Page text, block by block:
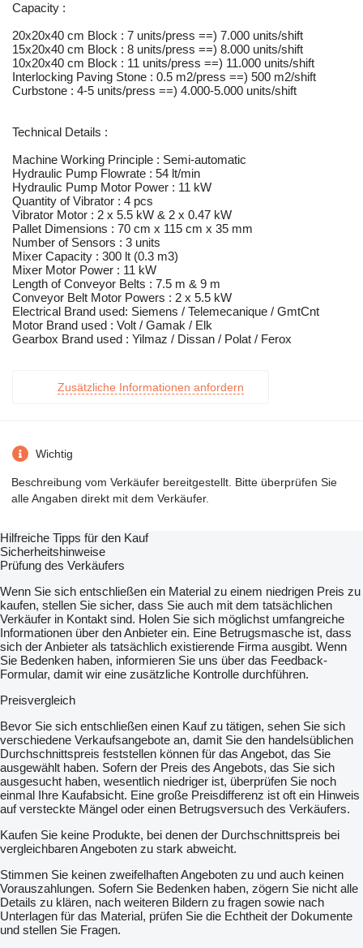
Capacity :
20x20x40 cm Block : 7 units/press ==) 7.000 units/shift
15x20x40 cm Block : 8 units/press ==) 8.000 units/shift
10x20x40 cm Block : 11 units/press ==) 11.000 units/shift
Interlocking Paving Stone : 0.5 m2/press ==) 500 m2/shift
Curbstone : 4-5 units/press ==) 4.000-5.000 units/shift
Technical Details :
Machine Working Principle : Semi-automatic
Hydraulic Pump Flowrate : 54 lt/min
Hydraulic Pump Motor Power : 11 kW
Quantity of Vibrator : 4 pcs
Vibrator Motor : 2 x 5.5 kW & 2 x 0.47 kW
Pallet Dimensions : 70 cm x 115 cm x 35 mm
Number of Sensors : 3 units
Mixer Capacity : 300 lt (0.3 m3)
Mixer Motor Power : 11 kW
Length of Conveyor Belts : 7.5 m & 9 m
Conveyor Belt Motor Powers : 2 x 5.5 kW
Electrical Brand used: Siemens / Telemecanique / GmtCnt
Motor Brand used : Volt / Gamak / Elk
Gearbox Brand used : Yilmaz / Dissan / Polat / Ferox
Zusätzliche Informationen anfordern
Wichtig
Beschreibung vom Verkäufer bereitgestellt. Bitte überprüfen Sie
alle Angaben direkt mit dem Verkäufer.
Hilfreiche Tipps für den Kauf
Sicherheitshinweise
Prüfung des Verkäufers
Wenn Sie sich entschließen ein Material zu einem niedrigen Preis zu
kaufen, stellen Sie sicher, dass Sie auch mit dem tatsächlichen
Verkäufer in Kontakt sind. Holen Sie sich möglichst umfangreiche
Informationen über den Anbieter ein. Eine Betrugsmasche ist, dass
sich der Anbieter als tatsächlich existierende Firma ausgibt. Wenn
Sie Bedenken haben, informieren Sie uns über das Feedback-
Formular, damit wir eine zusätzliche Kontrolle durchführen.
Preisvergleich
Bevor Sie sich entschließen einen Kauf zu tätigen, sehen Sie sich
verschiedene Verkaufsangebote an, damit Sie den handelsüblichen
Durchschnittspreis feststellen können für das Angebot, das Sie
ausgewählt haben. Sofern der Preis des Angebots, das Sie sich
ausgesucht haben, wesentlich niedriger ist, überprüfen Sie noch
einmal Ihre Kaufabsicht. Eine große Preisdifferenz ist oft ein Hinweis
auf versteckte Mängel oder einen Betrugsversuch des Verkäufers.
Kaufen Sie keine Produkte, bei denen der Durchschnittspreis bei
vergleichbaren Angeboten zu stark abweicht.
Stimmen Sie keinen zweifelhaften Angeboten zu und auch keinen
Vorauszahlungen. Sofern Sie Bedenken haben, zögern Sie nicht alle
Details zu klären, nach weiteren Bildern zu fragen sowie nach
Unterlagen für das Material, prüfen Sie die Echtheit der Dokumente
und stellen Sie Fragen.